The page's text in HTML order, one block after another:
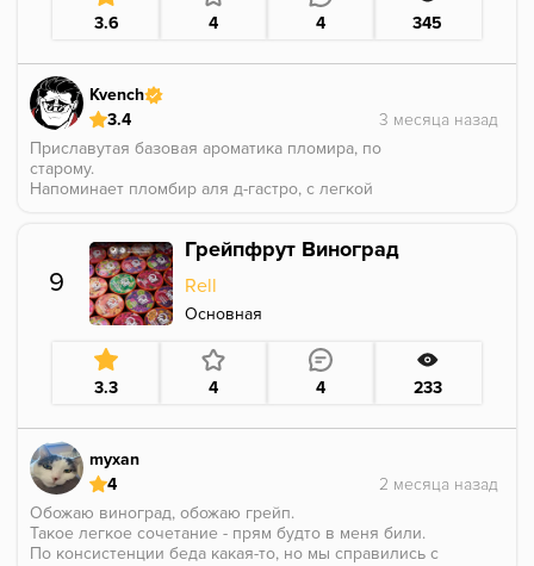
3.6 4 4 345
Kvench
3.4
Приславутая базовая ароматика пломира, по
старому.
Напоминает пломбир аля д-гастро, с легкой
Вкус на очень большого и узкого любителя.
Сам по себе вкус сладкий, без кулера, с плоской
мяткой.
Кратко, не очень...
9
Грейпфрут Виноград
Rell
Основная
3.3 4 4 233
myxan
4
Обожаю виноград, обожаю грейп.
Такое легкое сочетание - прям будто в меня били.
По консистенции беда какая-то, но мы справились с